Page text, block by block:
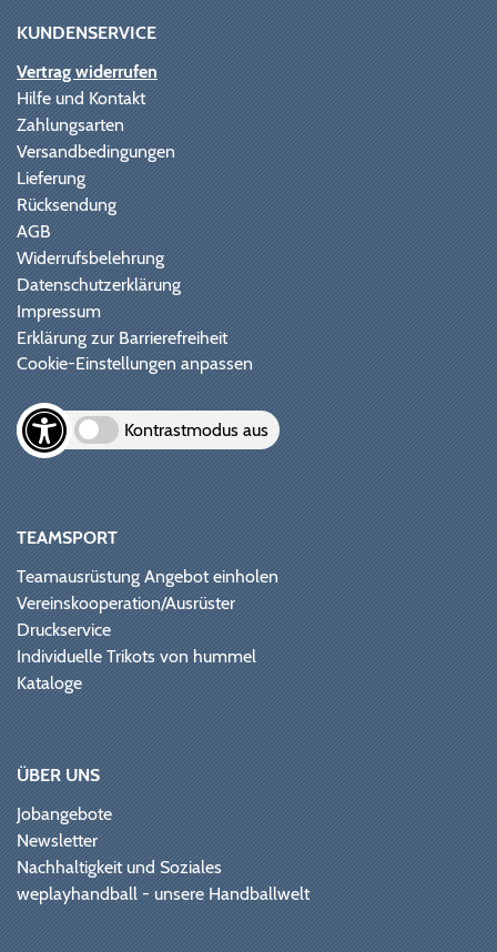
KUNDENSERVICE
Vertrag widerrufen
Hilfe und Kontakt
Zahlungsarten
Versandbedingungen
Lieferung
Rücksendung
AGB
Widerrufsbelehrung
Datenschutzerklärung
Impressum
Erklärung zur Barrierefreiheit
Cookie-Einstellungen anpassen
Kontrastmodus aus
TEAMSPORT
Teamausrüstung Angebot einholen
Vereinskooperation/Ausrüster
Druckservice
Individuelle Trikots von hummel
Kataloge
ÜBER UNS
Jobangebote
Newsletter
Nachhaltigkeit und Soziales
weplayhandball - unsere Handballwelt